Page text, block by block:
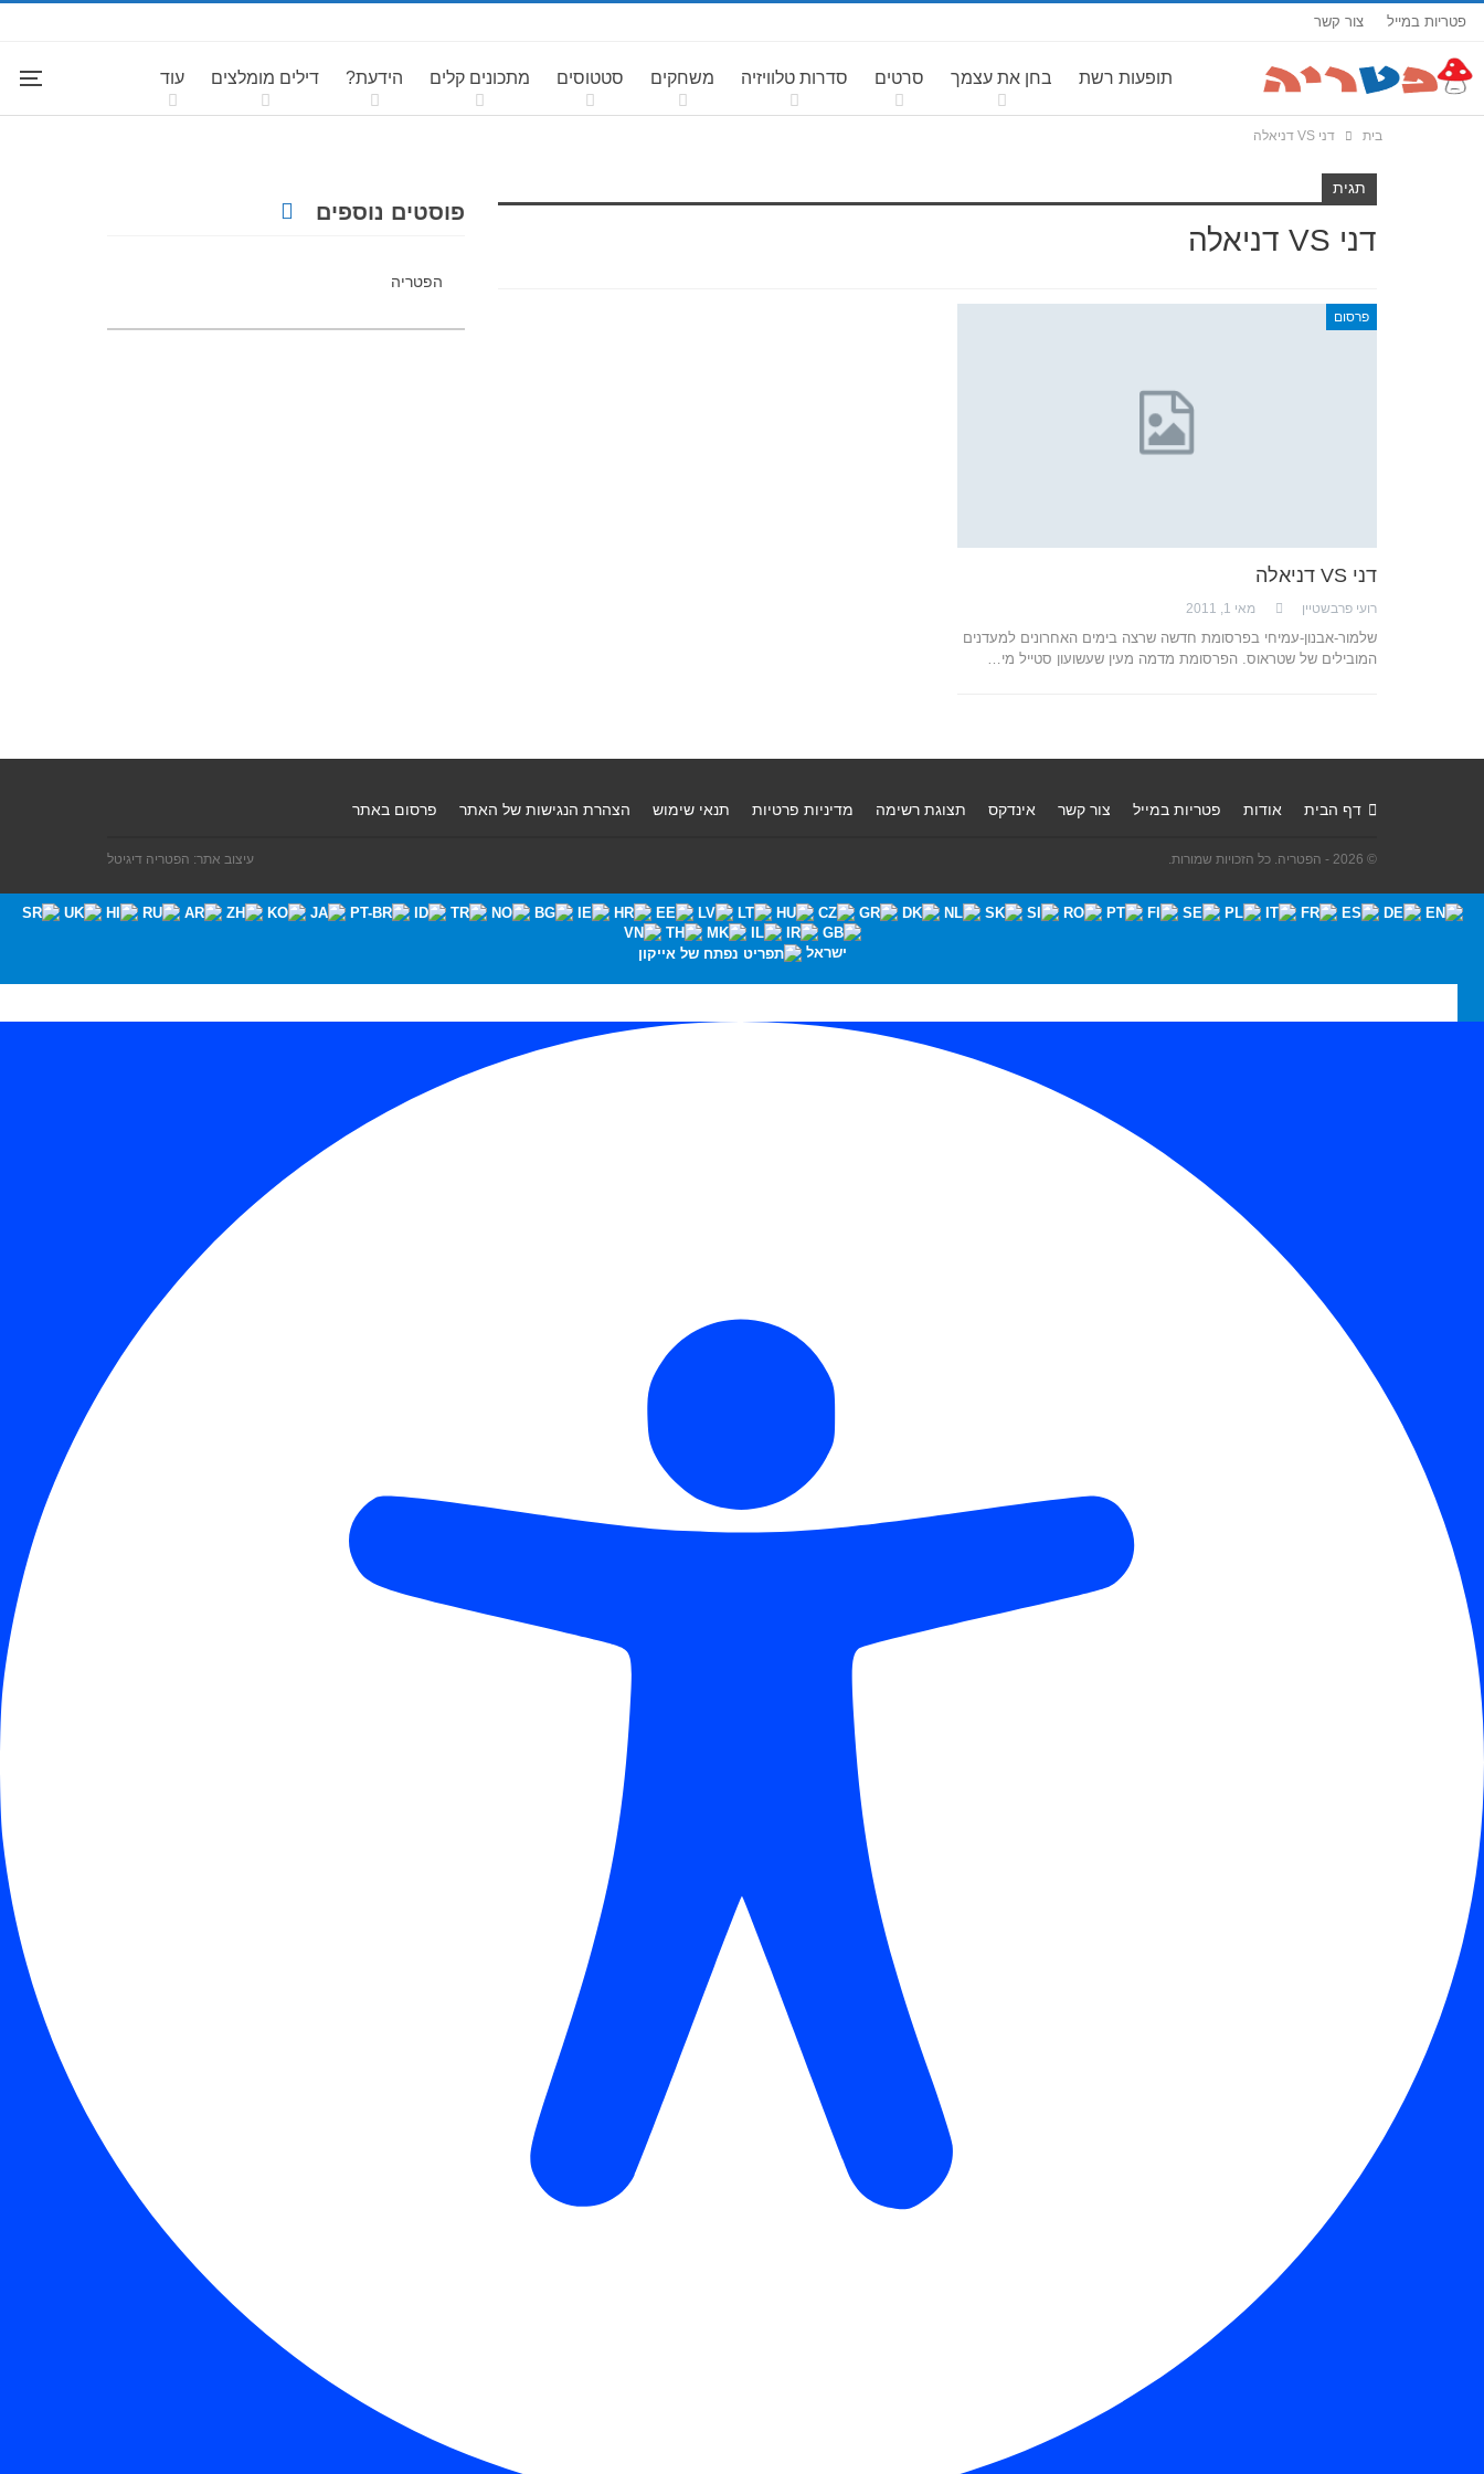
פטריות במייל צור קשר
תופעות רשת בחן את עצמך סרטים סדרות טלוויזיה משחקים סטטוסים מתכונים קלים הידעת? דילים מומלצים עוד
בית דני VS דניאלה
תגית
דני VS דניאלה
פרסום
דני VS דניאלה
רועי פרבשטיין מאי 1, 2011
שלמור-אבנון-עמיחי בפרסומת חדשה שרצה בימים האחרונים למעדנים
המובילים של שטראוס. הפרסומת מדמה מעין שעשועון סטייל מי…
פוסטים נוספים
דף הבית אודות פטריות במייל צור קשר אינדקס תצוגת רשימה מדיניות פרטיות תנאי שימוש הצהרת הנגישות של האתר פרסום באתר
© 2026 - הפטריה. כל הזכויות שמורות. עיצוב אתר: הפטריה דיגיטל
ישראל